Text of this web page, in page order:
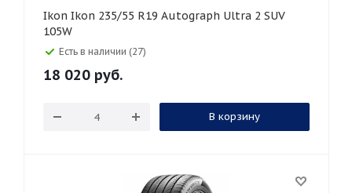
Ikon Ikon 235/55 R19 Autograph Ultra 2 SUV
105W
Есть в наличии (27)
18 020 руб.
В корзину